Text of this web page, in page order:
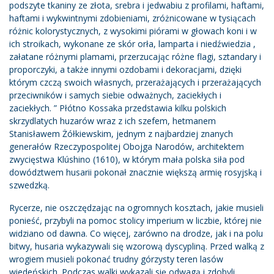
podszyte tkaniny ze złota, srebra i jedwabiu z profilami, haftami,
haftami i wykwintnymi zdobieniami, zróżnicowane w tysiącach
różnic kolorystycznych, z wysokimi piórami w głowach koni i w
ich stroikach, wykonane ze skór orła, lamparta i niedźwiedzia ,
załatane różnymi plamami, przerzucając różne flagi, sztandary i
proporczyki, a także innymi ozdobami i dekoracjami, dzięki
którym czczą swoich własnych, przerażających i przerażających
przeciwników i samych siebie odważnych, zaciekłych i
zaciekłych. ” Płótno Kossaka przedstawia kilku polskich
skrzydlatych huzarów wraz z ich szefem, hetmanem
Stanisławem Żółkiewskim, jednym z najbardziej znanych
generałów Rzeczypospolitej Obojga Narodów, architektem
zwycięstwa Klúshino (1610), w którym mała polska siła pod
dowództwem husarii pokonał znacznie większą armię rosyjską i
szwedzką.
Rycerze, nie oszczędzając na ogromnych kosztach, jakie musieli
ponieść, przybyli na pomoc stolicy imperium w liczbie, której nie
widziano od dawna. Co więcej, zarówno na drodze, jak i na polu
bitwy, husaria wykazywali się wzorową dyscypliną. Przed walką z
wrogiem musieli pokonać trudny górzysty teren lasów